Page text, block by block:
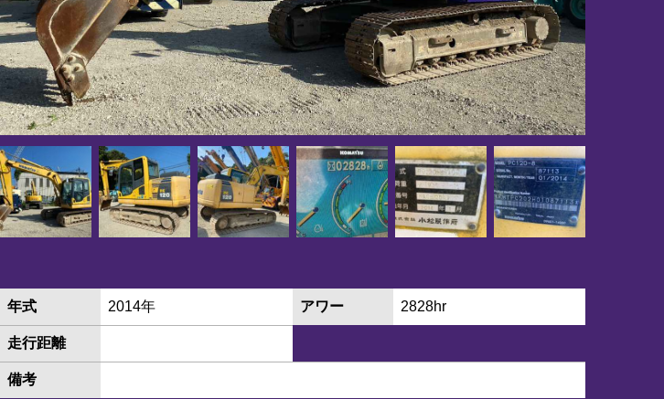
年式 2014年 アワー 2828hr
走行距離
備考